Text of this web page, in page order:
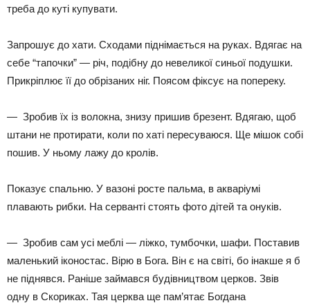
треба до куті купувати.
Запрошує до хати. Сходами піднімається на руках. Вдягає на
себе “тапочки” — річ, подібну до невеликої синьої подушки.
Прикріплює її до обрізаних ніг. Поясом фіксує на попереку.
— Зробив їх із волокна, знизу пришив брезент. Вдягаю, щоб
штани не протирати, коли по хаті пересуваюся. Ще мішок собі
пошив. У ньому лажу до кролів.
Показує спальню. У вазоні росте пальма, в акваріумі
плавають рибки. На серванті стоять фото дітей та онуків.
— Зробив сам усі меблі — ліжко, тумбочки, шафи. Поставив
маленький іконостас. Вірю в Бога. Він є на світі, бо інакше я б
не піднявся. Раніше зай­мався будівництвом церков. Звів
одну в Скориках. Тая церква ще пам’ятає Богдана